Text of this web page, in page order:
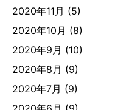
2020年11月 (5)
2020年10月 (8)
2020年9月 (10)
2020年8月 (9)
2020年7月 (9)